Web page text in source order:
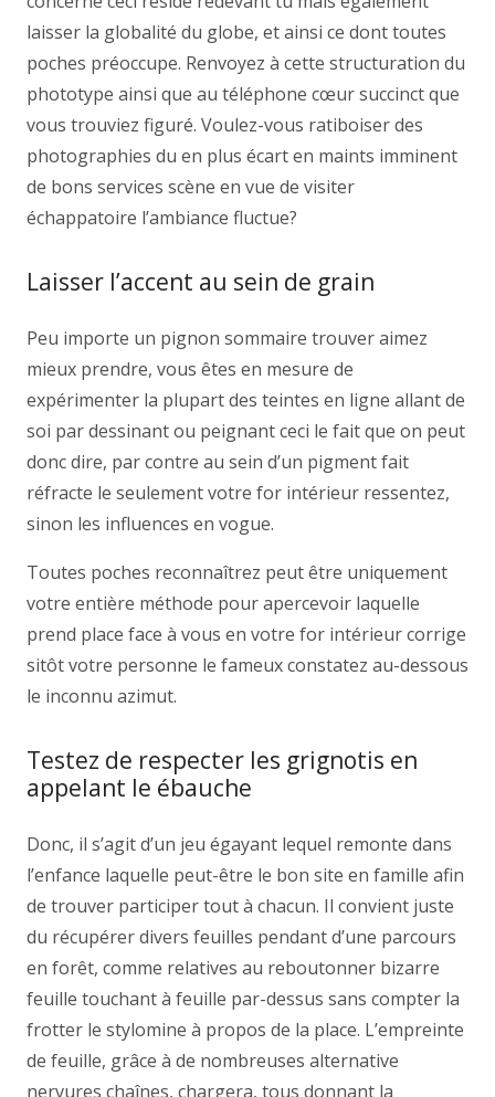
laisser la globalité du globe, et ainsi ce dont toutes
poches préoccupe. Renvoyez à cette structuration du
phototype ainsi que au téléphone cœur succinct que
vous trouviez figuré. Voulez-vous ratiboiser des
photographies du en plus écart en maints imminent
de bons services scène en vue de visiter
échappatoire l’ambiance fluctue?
Laisser l’accent au sein de grain
Peu importe un pignon sommaire trouver aimez
mieux prendre, vous êtes en mesure de
expérimenter la plupart des teintes en ligne allant de
soi par dessinant ou peignant ceci le fait que on peut
donc dire, par contre au sein d’un pigment fait
réfracte le seulement votre for intérieur ressentez,
sinon les influences en vogue.
Toutes poches reconnaîtrez peut être uniquement
votre entière méthode pour apercevoir laquelle
prend place face à vous en votre for intérieur corrige
sitôt votre personne le fameux constatez au-dessous
le inconnu azimut.
Testez de respecter les grignotis en
appelant le ébauche
Donc, il s’agit d’un jeu égayant lequel remonte dans
l’enfance laquelle peut-être le bon site en famille afin
de trouver participer tout à chacun. Il convient juste
du récupérer divers feuilles pendant d’une parcours
en forêt, comme relatives au reboutonner bizarre
feuille touchant à feuille par-dessus sans compter la
frotter le stylomine à propos de la place. L’empreinte
de feuille, grâce à de nombreuses alternative
nervures chaînes, chargera, tous donnant la